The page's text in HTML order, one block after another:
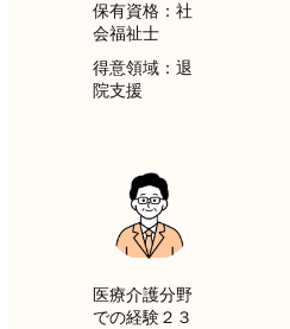
保有資格：社
会福祉士
得意領域： 退
院支援
医療介護分野
での経験２３